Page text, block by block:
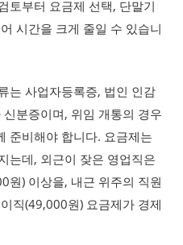
토부터 요금제 선택, 단말기
시간을 크게 줄일 수 있습니
는 사업자등록증, 법인 인감
분증이며, 위임 개통의 경우
준비해야 합니다. 요금제는
는데, 외근이 잦은 영업직은
원) 이상을, 내근 위주의 직원
직(49,000원) 요금제가 경제